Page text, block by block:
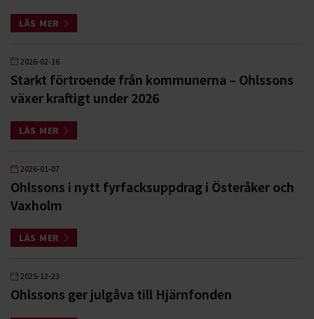
LÄS MER
2026-02-16
Starkt förtroende från kommunerna – Ohlssons
växer kraftigt under 2026
LÄS MER
2026-01-07
Ohlssons i nytt fyrfacksuppdrag i Österåker och
Vaxholm
LÄS MER
2025-12-23
Ohlssons ger julgåva till Hjärnfonden